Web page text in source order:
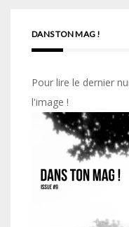
DANS TON MAG !
Pour lire le dernier
l'image !